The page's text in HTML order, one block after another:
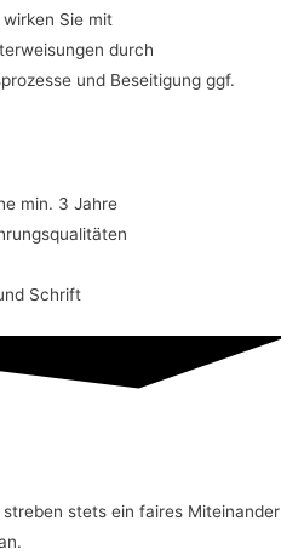
Sie mit
durch
und Beseitigung ggf.
min. 3 Jahre
Schrift
stets ein faires Miteinander